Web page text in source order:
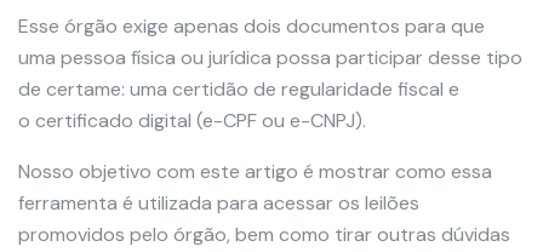
Esse órgão exige apenas dois documentos para que
uma pessoa física ou jurídica possa participar desse tipo
de certame: uma certidão de regularidade fiscal e
o certificado digital (e-CPF ou e-CNPJ).
Nosso objetivo com este artigo é mostrar como essa
ferramenta é utilizada para acessar os leilões
promovidos pelo órgão, bem como tirar outras dúvidas